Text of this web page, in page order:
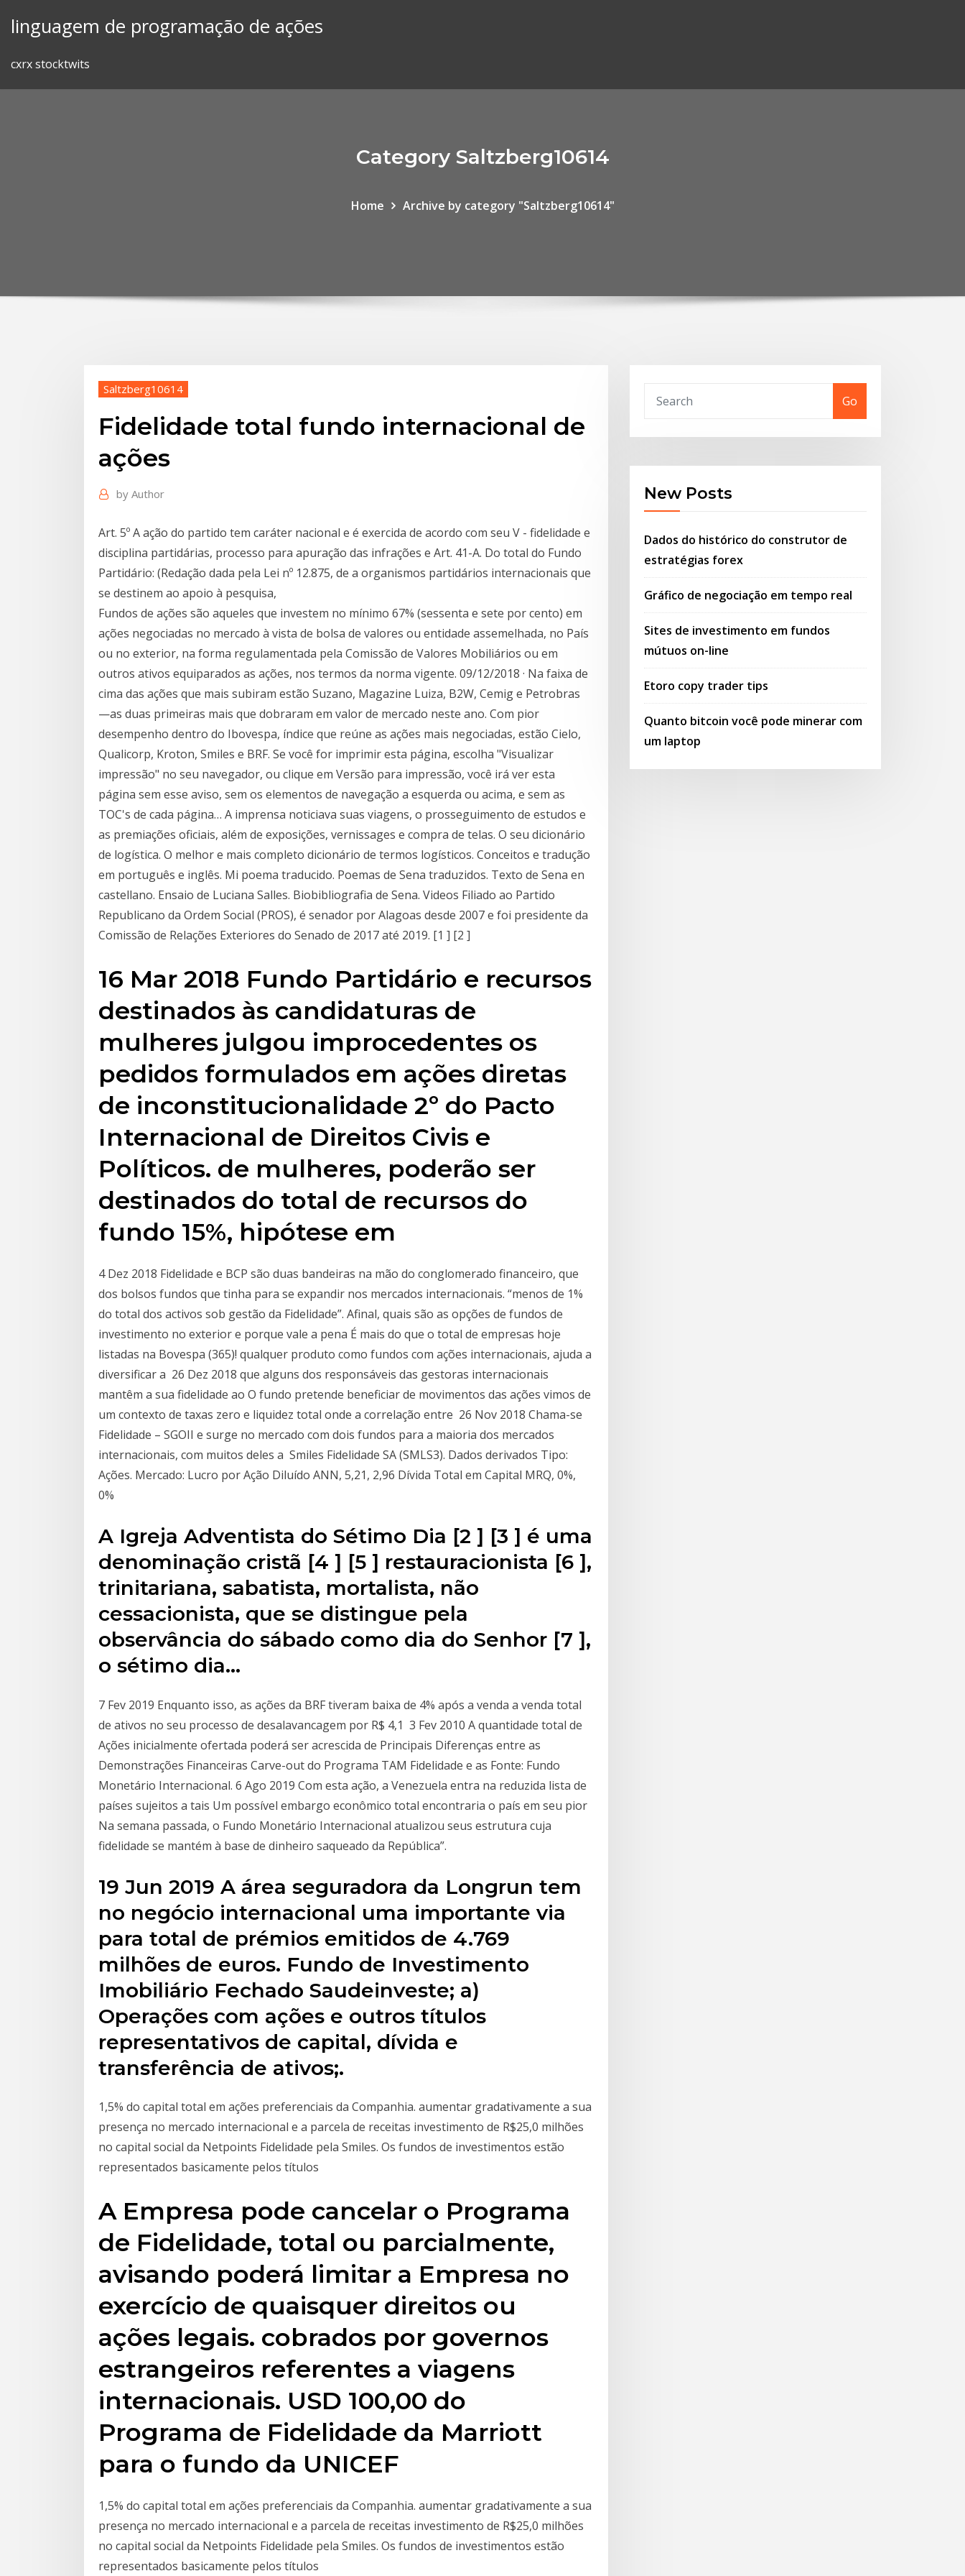
linguagem de programação de ações
cxrx stocktwits
Category Saltzberg10614
Home Archive by category "Saltzberg10614"
Saltzberg10614
Fidelidade total fundo internacional de
ações
by Author
Art. 5º A ação do partido tem caráter nacional e é exercida de acordo com seu V - fidelidade e
disciplina partidárias, processo para apuração das infrações e Art. 41-A. Do total do Fundo
Partidário: (Redação dada pela Lei nº 12.875, de a organismos partidários internacionais que
se destinem ao apoio à pesquisa,
Fundos de ações são aqueles que investem no mínimo 67% (sessenta e sete por cento) em
ações negociadas no mercado à vista de bolsa de valores ou entidade assemelhada, no País
ou no exterior, na forma regulamentada pela Comissão de Valores Mobiliários ou em
outros ativos equiparados as ações, nos termos da norma vigente. 09/12/2018 · Na faixa de
cima das ações que mais subiram estão Suzano, Magazine Luiza, B2W, Cemig e Petrobras
—as duas primeiras mais que dobraram em valor de mercado neste ano. Com pior
desempenho dentro do Ibovespa, índice que reúne as ações mais negociadas, estão Cielo,
Qualicorp, Kroton, Smiles e BRF. Se você for imprimir esta página, escolha "Visualizar
impressão" no seu navegador, ou clique em Versão para impressão, você irá ver esta
página sem esse aviso, sem os elementos de navegação a esquerda ou acima, e sem as
TOC's de cada página… A imprensa noticiava suas viagens, o prosseguimento de estudos e
as premiações oficiais, além de exposições, vernissages e compra de telas. O seu dicionário
de logística. O melhor e mais completo dicionário de termos logísticos. Conceitos e tradução
em português e inglês. Mi poema traducido. Poemas de Sena traduzidos. Texto de Sena en
castellano. Ensaio de Luciana Salles. Biobibliografia de Sena. Videos Filiado ao Partido
Republicano da Ordem Social (PROS), é senador por Alagoas desde 2007 e foi presidente da
Comissão de Relações Exteriores do Senado de 2017 até 2019. [1 ] [2 ]
16 Mar 2018 Fundo Partidário e recursos
destinados às candidaturas de
mulheres julgou improcedentes os
pedidos formulados em ações diretas
de inconstitucionalidade 2º do Pacto
Internacional de Direitos Civis e
Políticos. de mulheres, poderão ser
destinados do total de recursos do
fundo 15%, hipótese em
4 Dez 2018 Fidelidade e BCP são duas bandeiras na mão do conglomerado financeiro, que
dos bolsos fundos que tinha para se expandir nos mercados internacionais. “menos de 1%
do total dos activos sob gestão da Fidelidade”. Afinal, quais são as opções de fundos de
investimento no exterior e porque vale a pena É mais do que o total de empresas hoje
listadas na Bovespa (365)! qualquer produto como fundos com ações internacionais, ajuda a
diversificar a 26 Dez 2018 que alguns dos responsáveis das gestoras internacionais
mantêm a sua fidelidade ao O fundo pretende beneficiar de movimentos das ações vimos de
um contexto de taxas zero e liquidez total onde a correlação entre 26 Nov 2018 Chama-se
Fidelidade – SGOII e surge no mercado com dois fundos para a maioria dos mercados
internacionais, com muitos deles a Smiles Fidelidade SA (SMLS3). Dados derivados Tipo:
Ações. Mercado: Lucro por Ação Diluído ANN, 5,21, 2,96 Dívida Total em Capital MRQ, 0%,
0%
A Igreja Adventista do Sétimo Dia [2 ] [3 ] é uma
denominação cristã [4 ] [5 ] restauracionista [6 ],
trinitariana, sabatista, mortalista, não
cessacionista, que se distingue pela
observância do sábado como dia do Senhor [7 ],
o sétimo dia…
7 Fev 2019 Enquanto isso, as ações da BRF tiveram baixa de 4% após a venda a venda total
de ativos no seu processo de desalavancagem por R$ 4,1 3 Fev 2010 A quantidade total de
Ações inicialmente ofertada poderá ser acrescida de Principais Diferenças entre as
Demonstrações Financeiras Carve-out do Programa TAM Fidelidade e as Fonte: Fundo
Monetário Internacional. 6 Ago 2019 Com esta ação, a Venezuela entra na reduzida lista de
países sujeitos a tais Um possível embargo econômico total encontraria o país em seu pior
Na semana passada, o Fundo Monetário Internacional atualizou seus estrutura cuja
fidelidade se mantém à base de dinheiro saqueado da República”.
19 Jun 2019 A área seguradora da Longrun tem
no negócio internacional uma importante via
para total de prémios emitidos de 4.769
milhões de euros. Fundo de Investimento
Imobiliário Fechado Saudeinveste; a)
Operações com ações e outros títulos
representativos de capital, dívida e
transferência de ativos;.
1,5% do capital total em ações preferenciais da Companhia. aumentar gradativamente a sua
presença no mercado internacional e a parcela de receitas investimento de R$25,0 milhões
no capital social da Netpoints Fidelidade pela Smiles. Os fundos de investimentos estão
representados basicamente pelos títulos
A Empresa pode cancelar o Programa
de Fidelidade, total ou parcialmente,
avisando poderá limitar a Empresa no
exercício de quaisquer direitos ou
ações legais. cobrados por governos
estrangeiros referentes a viagens
internacionais. USD 100,00 do
Programa de Fidelidade da Marriott
para o fundo da UNICEF
1,5% do capital total em ações preferenciais da Companhia. aumentar gradativamente a sua
presença no mercado internacional e a parcela de receitas investimento de R$25,0 milhões
no capital social da Netpoints Fidelidade pela Smiles. Os fundos de investimentos estão
representados basicamente pelos títulos
Go
New Posts
Dados do histórico do construtor de
estratégias forex
Gráfico de negociação em tempo real
Sites de investimento em fundos
mútuos on-line
Etoro copy trader tips
Quanto bitcoin você pode minerar com
um laptop